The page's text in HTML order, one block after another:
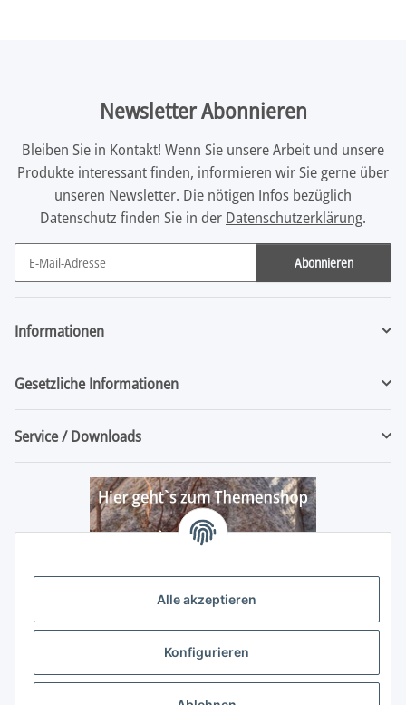
Alle akzeptieren
Konfigurieren
Newsletter Abonnieren
Bleiben Sie in Kontakt! Wenn Sie unsere Arbeit und unsere
Produkte interessant finden, informieren wir Sie gerne über
unseren Newsletter. Die nötigen Infos bezüglich
Datenschutz finden Sie in der Datenschutzerklärung.
Abonnieren
Newsletter Abonnieren
Informationen
Gesetzliche Informationen
Service / Downloads